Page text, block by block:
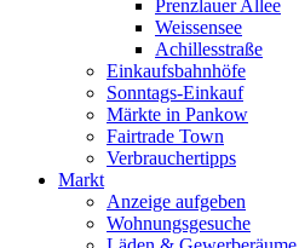
Prenzlauer Allee
Weissensee
Achillesstraße
Einkaufsbahnhöfe
Sonntags-Einkauf
Märkte in Pankow
Fairtrade Town
Verbrauchertipps
Markt
Anzeige aufgeben
Wohnungsgesuche